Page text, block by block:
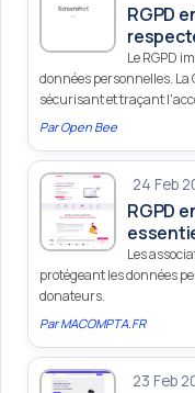
RGPD
Le RGPD
données personnelles.
sécurisant et traçant
ParOpen Bee
24 Feb
RGPD
Les
protégeant les données
donateurs.
ParMACOMPTA.FR
23 Feb